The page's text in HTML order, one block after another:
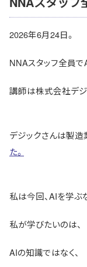
2026年6月24日。
NNAスタッフ全員
講師は株式会社デ
デジックさんは製造
た。
私は今回、AIを学ぶ
私が学びたいのは、
AIの知識ではなく、